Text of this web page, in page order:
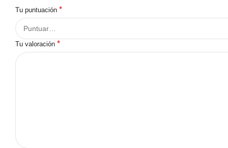
Tu puntuación *
Tu valoración *